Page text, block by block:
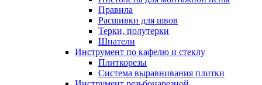
Правила
Расшивки для швов
Терки, полутерки
Шпатели
Инструмент по кафелю и стеклу
Плиткорезы
Система выравнивания плитки